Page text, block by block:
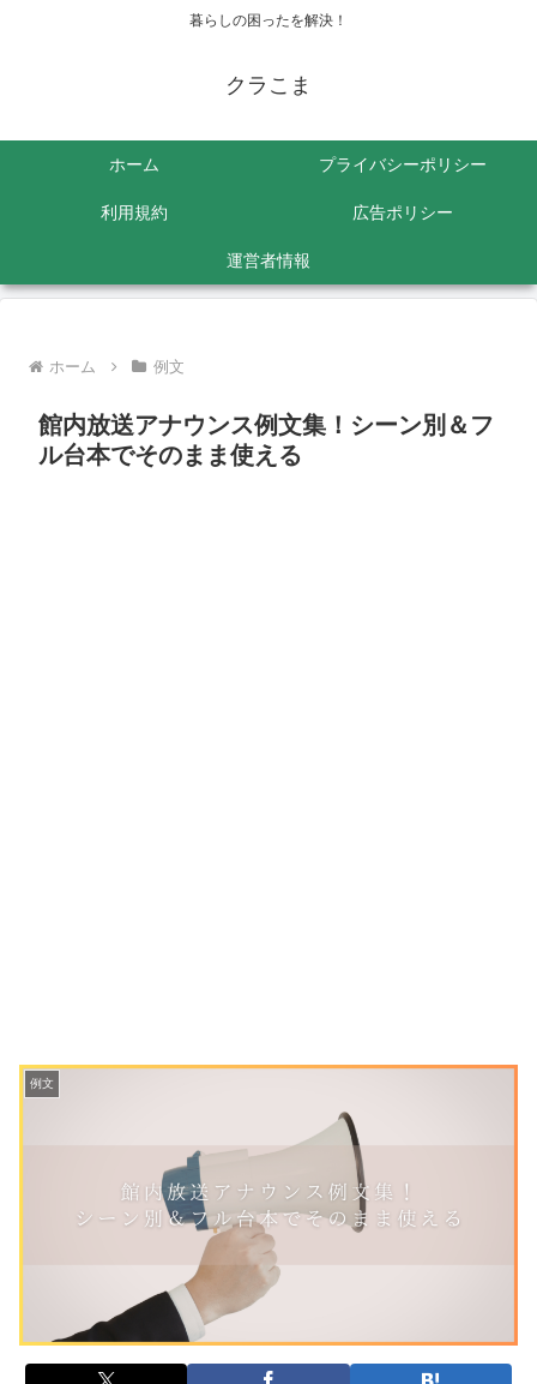
暮らしの困ったを解決！
クラこま
ホーム プライバシーポリシー
利用規約 広告ポリシー
運営者情報
ホーム 例文
館内放送アナウンス例文集！シーン別＆フ
ル台本でそのまま使える
例文